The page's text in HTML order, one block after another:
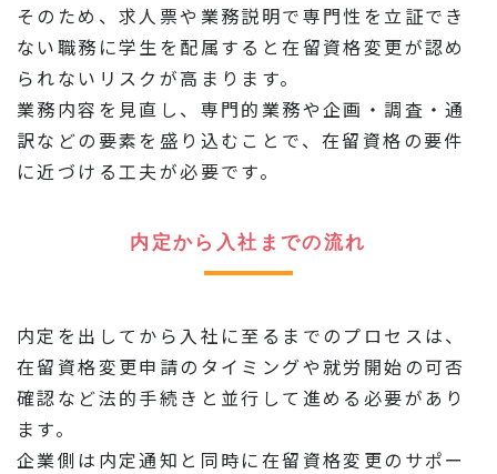
そのため、求人票や業務説明で専門性を立証でき
ない職務に学生を配属すると在留資格変更が認め
られないリスクが高まります。
業務内容を見直し、専門的業務や企画・調査・通
訳などの要素を盛り込むことで、在留資格の要件
に近づける工夫が必要です。
内定から入社までの流れ
内定を出してから入社に至るまでのプロセスは、
在留資格変更申請のタイミングや就労開始の可否
確認など法的手続きと並行して進める必要があり
ます。
企業側は内定通知と同時に在留資格変更のサポー